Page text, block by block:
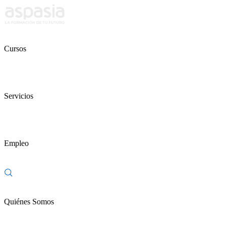
Cursos
Servicios
Empleo
Quiénes Somos